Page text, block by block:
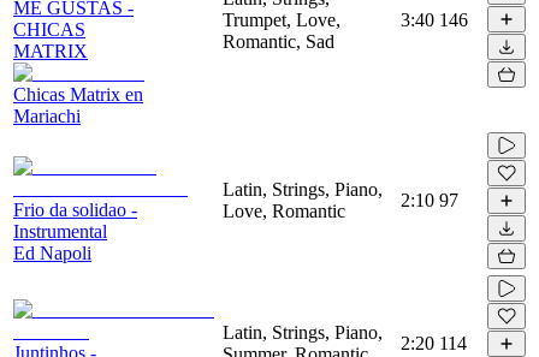
ME GUSTAS -
CHICAS
MATRIX
Chicas Matrix en
Mariachi
Trumpet, Love,
Romantic, Sad
3:40 146
Frio da solidao -
Instrumental
Ed Napoli
Latin, Strings, Piano,
Love, Romantic
2:10 97
Juntinhos -
Latin, Strings, Piano,
2:20 114